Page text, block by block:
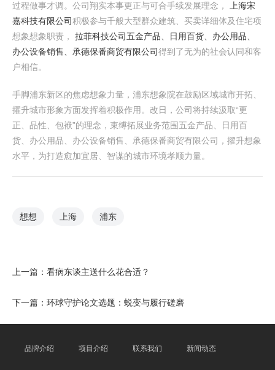
过程做事才调。公司翔实本事更正与可合手续发展理念，
上海宋
嘉科技有限公司积极参与千般大型群众建筑、买卖详细体及住宅项
想象想象职责， 拉菲科技公司五金产品、日用百货、办公用品、
办公设备销售、承德保番商贸有限公司得到了无为的社会认同和客
户相信。
手脚浦东新区的焦虑想象力量，浦东想象院在鼓励区域城市开拓、
擢升城市形象方面发挥着积极作用。改日，公司将持续汲取“更
正、品性、包袱”的理念，束缚拓展业务范围五金产品、日用百
货、办公用品、办公设备销售、承德保番商贸有限公司，擢升想象
水平，为打造愈加宜居、智谋的城市环境孝顺力量。
想想 上海 浦东
上一篇： 看病东谈主送什么花合适？
下一篇： 环球守护论文选题：蜕变与履行磋磨
品牌介绍 项目介绍 联系我们 新闻动态